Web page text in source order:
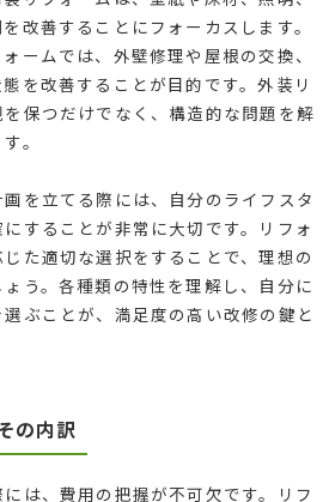
改善することにフォーカスします。
ームでは、外壁修理や屋根の交換、
を改善することが目的です。外装リ
保つだけでなく、構造的な問題を解
。
を立てる際には、自分のライフスタ
することが非常に大切です。リフォ
た適切な選択をすることで、理想の
う。各種類の特性を理解し、自分に
ぶことが、満足度の高い改修の鍵と
の内訳
は、費用の把握が不可欠です。リフ